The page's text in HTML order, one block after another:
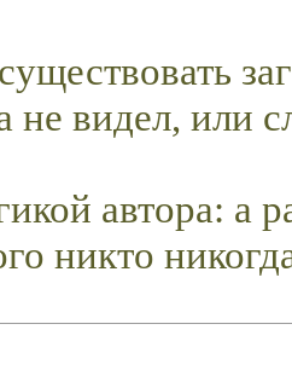
не видел, или
автора: а
никто